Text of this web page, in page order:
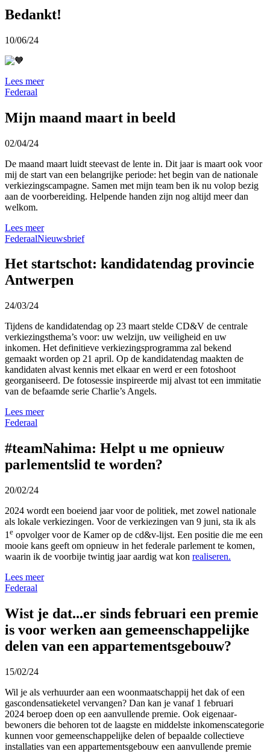
Bedankt!
10/06/24
Lees meer
Federaal
Mijn maand maart in beeld
02/04/24
De maand maart luidt steevast de lente in. Dit jaar is maart ook voor
mij de start van een belangrijke periode: het begin van de nationale
verkiezingscampagne. Samen met mijn team ben ik nu volop bezig
aan de voorbereiding. Helpende handen zijn nog altijd meer dan
welkom.
Lees meer
FederaalNieuwsbrief
Het startschot: kandidatendag provincie
Antwerpen
24/03/24
Tijdens de kandidatendag op 23 maart stelde CD&V de centrale
verkiezingsthema’s voor: uw welzijn, uw veiligheid en uw
inkomen. Het definitieve verkiezingsprogramma zal bekend
gemaakt worden op 21 april. Op de kandidatendag maakten de
kandidaten alvast kennis met elkaar en werd er een fotoshoot
georganiseerd. De fotosessie inspireerde mij alvast tot een immitatie
van de befaamde serie Charlie’s Angels.
Lees meer
Federaal
#teamNahima: Helpt u me opnieuw
parlementslid te worden?
20/02/24
2024 wordt een boeiend jaar voor de politiek, met zowel nationale
als lokale verkiezingen. Voor de verkiezingen van 9 juni, sta ik als
1e opvolger voor de Kamer op de cd&v-lijst. Een positie die me een
mooie kans geeft om opnieuw in het federale parlement te komen,
waarin ik de voorbije twintig jaar aardig wat kon realiseren.
Lees meer
Federaal
Wist je dat...er sinds februari een premie
is voor werken aan gemeenschappelijke
delen van een appartementsgebouw?
15/02/24
Wil je als verhuurder aan een woonmaatschappij het dak of een
gascondensatieketel vervangen? Dan kan je vanaf 1 februari
2024 beroep doen op een aanvullende premie. Ook eigenaar-
bewoners die behoren tot de laagste en middelste inkomenscategorie
kunnen voor gemeenschappelijke delen of bepaalde collectieve
installaties van een appartementsgebouw een aanvullende premie